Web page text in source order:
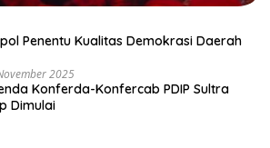
Penentu Kualitas Demokrasi Daerah
2025
Konferda-Konfercab PDIP Sultra
Dimulai